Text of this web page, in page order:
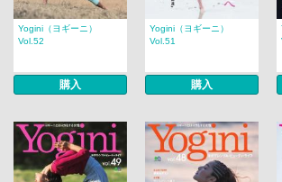
Yogini（ヨギーニ）
Vol.52
購入
Yogini（ヨギーニ）
Vol.51
購入